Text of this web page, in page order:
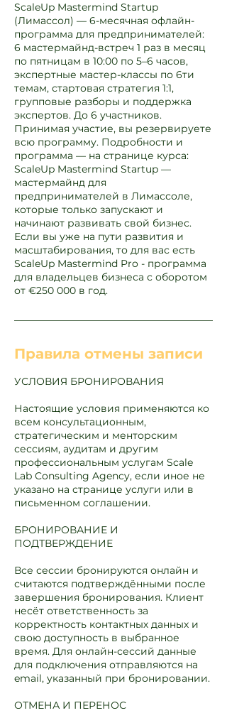
ScaleUp Mastermind Startup
(Лимассол) — 6-месячная офлайн-
программа для предпринимателей:
6 мастермайнд-встреч 1 раз в месяц
по пятницам в 10:00 по 5–6 часов,
экспертные мастер-классы по 6ти
темам, стартовая стратегия 1:1,
групповые разборы и поддержка
экспертов. До 6 участников.
Принимая участие, вы резервируете
всю программу. Подробности и
программа — на странице курса:
ScaleUp Mastermind Startup —
мастермайнд для
предпринимателей в Лимассоле,
которые только запускают и
начинают развивать свой бизнес.
Если вы уже на пути развития и
масштабирования, то для вас есть
ScaleUp Mastermind Pro - программа
для владельцев бизнеса с оборотом
от €250 000 в год.
Правила отмены записи
УСЛОВИЯ БРОНИРОВАНИЯ
Настоящие условия применяются ко
всем консультационным,
стратегическим и менторским
сессиям, аудитам и другим
профессиональным услугам Scale
Lab Consulting Agency, если иное не
указано на странице услуги или в
письменном соглашении.
БРОНИРОВАНИЕ И
ПОДТВЕРЖДЕНИЕ
Все сессии бронируются онлайн и
считаются подтверждёнными после
завершения бронирования. Клиент
несёт ответственность за
корректность контактных данных и
свою доступность в выбранное
время. Для онлайн-сессий данные
для подключения отправляются на
email, указанный при бронировании.
ОТМЕНА И ПЕРЕНОС